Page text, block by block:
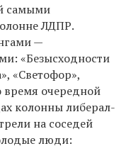
самыми
ЛДПР.
—
«Безысходности
«Светофор»,
время очередной
колонны либерал-
на соседей
люди: